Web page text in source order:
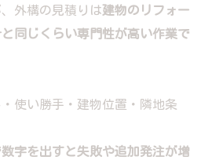
外構の見積りは建物のリフォー
同じくらい専門性が高い作業で
使い勝手・建物位置・隣地条
字を出すと失敗や追加発注が増